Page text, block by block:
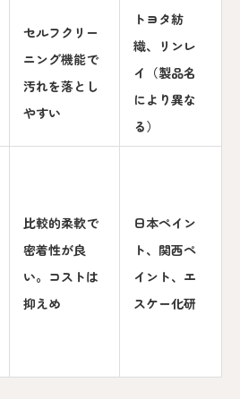
セルフクリー
ニング機能で
汚れを落とし
やすい
トヨタ紡
織、リンレ
イ（製品名
により異な
る）
比較的柔軟で
密着性が良
い。コストは
抑えめ
日本ペイン
ト、関西ペ
イント、エ
スケー化研